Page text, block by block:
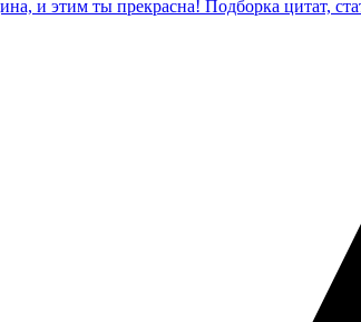
и этим ты прекрасна! Подборка цитат,